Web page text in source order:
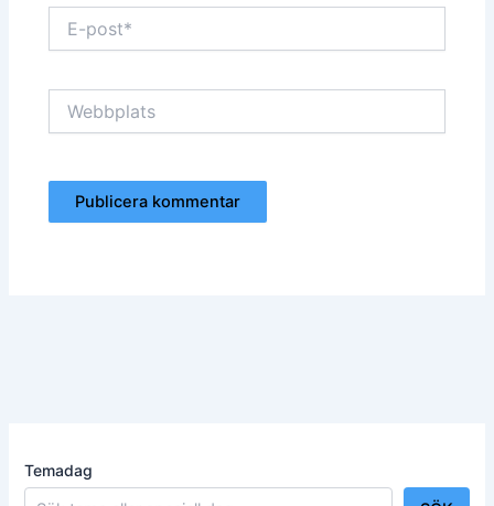
Temadag
post*